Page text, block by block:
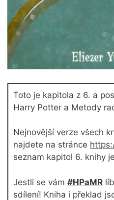
Toto je kapitola z 6. a
Harry Potter a Metody
Nejnovější verze všech
najdete na stránce
seznam kapitol 6. knihy je
Jestli se vám #HPaMR
sdílení! Kniha i překlad